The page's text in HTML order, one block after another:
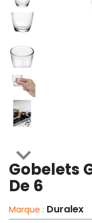

Gobelets
De 6
Marque : Duralex